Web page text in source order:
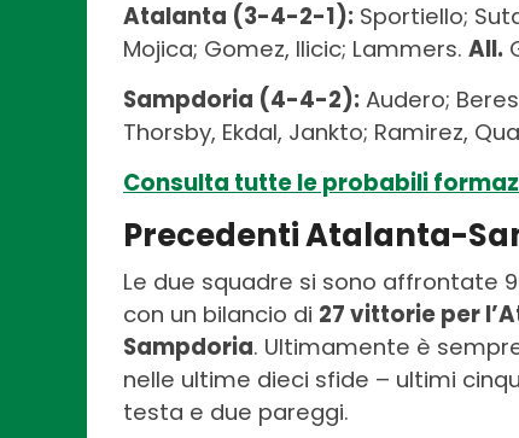
Atalanta (3-4-2-1): Sportiello;
Mojica; Gomez, Ilicic; Lammers. All.
Sampdoria (4-4-2): Audero;
Thorsby, Ekdal, Jankto; Ramirez,
Consulta tutte le probabili
Precedenti Atalanta-
Le due squadre si sono affrontate
con un bilancio di 27 vittorie per
Sampdoria. Ultimamente è
nelle ultime dieci sfide – ultimi
testa e due pareggi.